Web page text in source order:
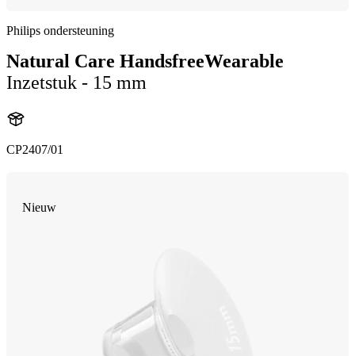
Philips ondersteuning
Natural Care HandsfreeWearable
Inzetstuk - 15 mm
CP2407/01
Nieuw